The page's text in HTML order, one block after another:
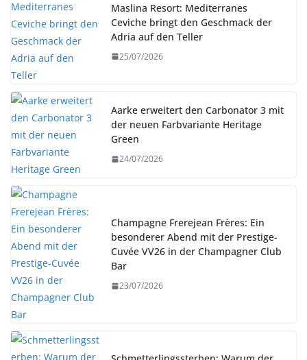
Maslina Resort: Mediterranes
Ceviche bringt den Geschmack der
Adria auf den Teller
25/07/2026
Aarke erweitert den Carbonator 3 mit
der neuen Farbvariante Heritage
Green
24/07/2026
Champagne Frerejean Frères: Ein
besonderer Abend mit der Prestige-
Cuvée VV26 in der Champagner Club
Bar
23/07/2026